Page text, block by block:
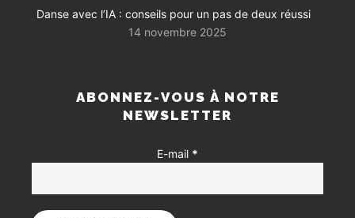
Danse avec l’IA : conseils pour un pas de deux réussi
14 novembre 2025
ABONNEZ-VOUS À NOTRE
NEWSLETTER
E-mail *